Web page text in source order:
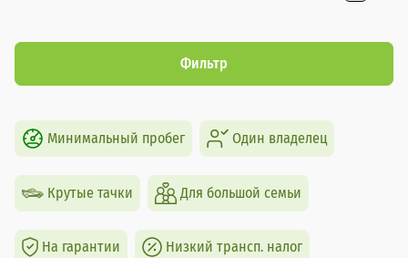
Фильтр
Минимальный пробег Один владелец
Крутые тачки Для большой семьи
На гарантии Низкий трансп. налог